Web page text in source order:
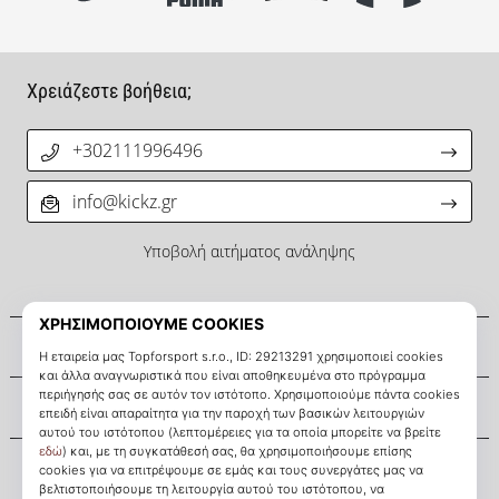
Σχετικά μ' εμάς
Εξυπηρέτηση πελατών
Χρειάζεστε βοήθεια;
+302111996496
info@kickz.gr
Υποβολή αιτήματος ανάληψης